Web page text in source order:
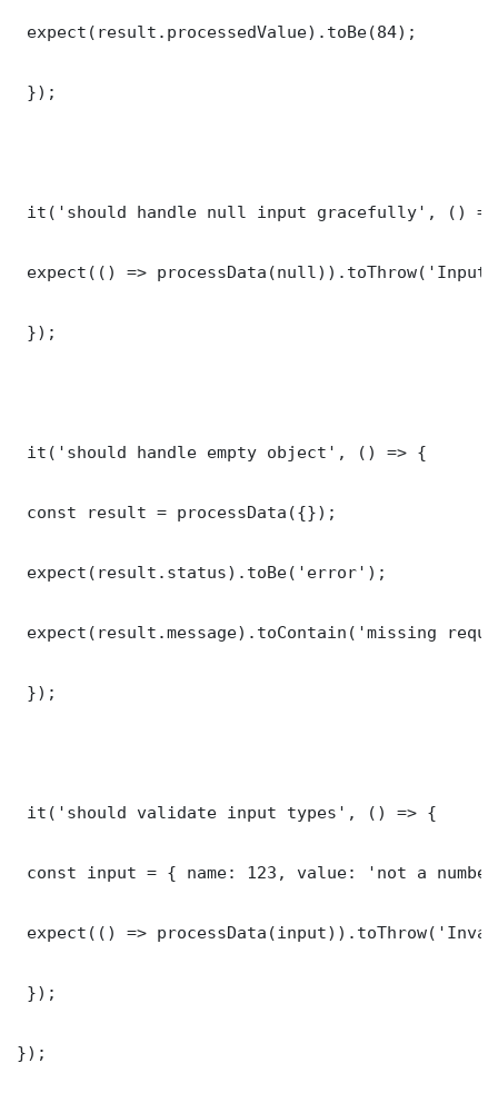
expect(result.processedValue).toBe(84);
});
it('should handle null input gracefully', ()
expect(() =>
});
it('should handle empty object', () => {
const result = processData({});
expect(result.status).toBe('error');
expect(result.message).toContain('missing
});
it('should validate input types', () => {
const input = { name: 123, value: 'not a
expect(() =>
});
});